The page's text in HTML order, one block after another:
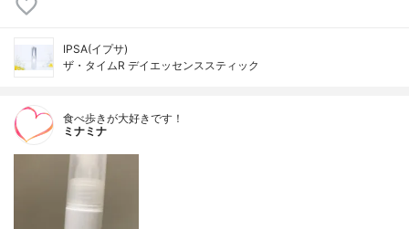
IPSA(イプサ)
ザ・タイムR デイエッセンススティック
食べ歩きが大好きです！
ミナミナ